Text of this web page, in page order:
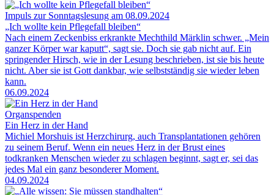
Impuls zur Sonntagslesung am 08.09.2024
„Ich wollte kein Pflegefall bleiben“
Nach einem Zeckenbiss erkrankte Mechthild Märklin schwer. „Mein
ganzer Körper war kaputt“, sagt sie. Doch sie gab nicht auf. Ein
springender Hirsch, wie in der Lesung beschrieben, ist sie bis heute
nicht. Aber sie ist Gott dankbar, wie selbstständig sie wieder leben
kann.
06.09.2024
Organspenden
Ein Herz in der Hand
Michiel Morshuis ist Herzchirurg, auch Transplantationen gehören
zu seinem Beruf. Wenn ein neues Herz in der Brust eines
todkranken Menschen wieder zu schlagen beginnt, sagt er, sei das
jedes Mal ein ganz besonderer Moment.
04.09.2024